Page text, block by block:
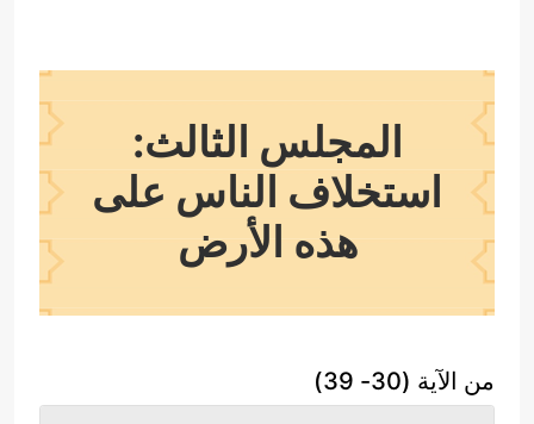
المجلس الثالث:
استخلاف الناس على
هذه الأرض
من الآية (30- 39)